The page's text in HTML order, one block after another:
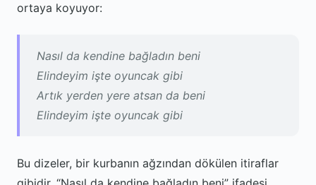
ortaya koyuyor:
Nasıl da kendine bağladın beni
Elindeyim işte oyuncak gibi
Artık yerden yere atsan da beni
Elindeyim işte oyuncak gibi
Bu dizeler, bir kurbanın ağzından dökülen itiraflar